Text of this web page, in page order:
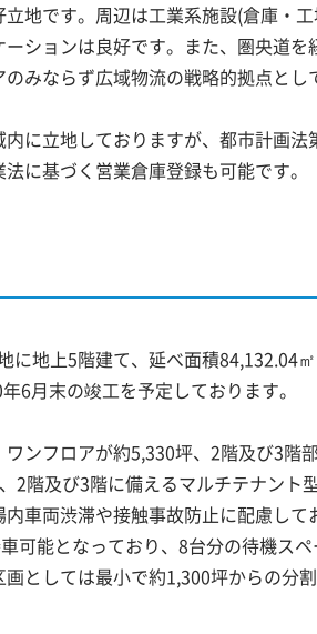
地です。周辺は工業系施設(倉庫・
ションは良好です。また、圏央道
みならず広域物流の戦略的拠点とし
に立地しておりますが、都市計画
に基づく営業倉庫登録も可能です。
に地上5階建て、延べ面積84,132.04
6月末の竣工を予定しております。
ンフロアが約5,330坪、2階及び3階
2階及び3階に備えるマルチテナント
車両渋滞や接触事故防止に配慮し
可能となっており、8台分の待機ス
としては最小で約1,300坪からの分